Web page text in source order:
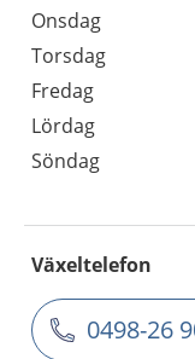
Onsdag
Torsdag
Fredag
Lördag
Söndag
Växeltelefon
0498-26